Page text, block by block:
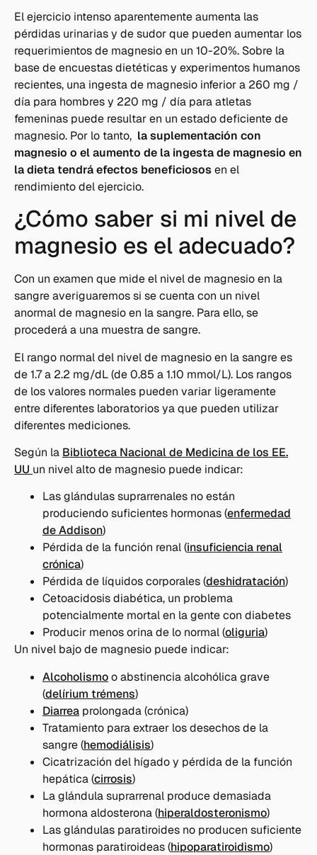
El ejercicio intenso aparentemente aumenta las
pérdidas urinarias y de sudor que pueden aumentar los
requerimientos de magnesio en un 10-20%. Sobre la
base de encuestas dietéticas y experimentos humanos
recientes, una ingesta de magnesio inferior a 260 mg /
día para hombres y 220 mg / día para atletas
femeninas puede resultar en un estado deficiente de
magnesio. Por lo tanto, la suplementación con
magnesio o el aumento de la ingesta de magnesio en
la dieta tendrá efectos beneficiososen el
rendimiento del ejercicio.
¿Cómo saber si mi nivel de
magnesio es el adecuado?
Con un examen que mide el nivel de magnesio en la
sangre averiguaremos si se cuenta con un nivel
anormal de magnesio en la sangre. Para ello, se
procederá a una muestra de sangre.
El rango normal del nivel de magnesio en la sangre es
de 1.7 a 2.2 mg/dL (de 0.85 a 1.10 mmol/L). Los rangos
de los valores normales pueden variar ligeramente
entre diferentes laboratorios ya que pueden utilizar
diferentes mediciones.
Según la Biblioteca Nacional de Medicina de los EE.
UU un nivel alto de magnesio puede indicar:
Las glándulas suprarrenales no están
produciendo suficientes hormonas (enfermedad
de Addison)
Pérdida de la función renal (insuficiencia renal
crónica)
Pérdida de líquidos corporales (deshidratación)
Cetoacidosis diabética, un problema
potencialmente mortal en la gente con diabetes
Producir menos orina de lo normal (oliguria)
Un nivel bajo de magnesio puede indicar:
Alcoholismoo abstinencia alcohólica grave
(delírium trémens)
Diarrea prolongada (crónica)
Tratamiento para extraer los desechos de la
sangre (hemodiálisis)
Cicatrización del hígado y pérdida de la función
hepática (cirrosis)
La glándula suprarrenal produce demasiada
hormona aldosterona (hiperaldosteronismo)
Las glándulas paratiroides no producen suficiente
hormonas paratiroideas (hipoparatiroidismo)